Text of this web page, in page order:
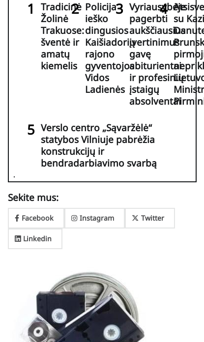
Tradicinė
Žolinė
Trakuose:
šventė ir
amatų
kiemelis
Policija
ieško
dingusios
Kaišiadorių
rajono
gyventojos
Vidos
Ladienės
Vyriausybėje
pagerbti
aukščiausius
įvertinimus
gavę
abiturientai
ir profesinių
įstaigų
absolventai
su
Verslo centro „Sąvaržėlė“
statybos Vilniuje pabrėžia
konstrukcijų ir
bendradarbiavimo svarbą
Sekite mus:
Facebook Instagram Twitter
Linkedin